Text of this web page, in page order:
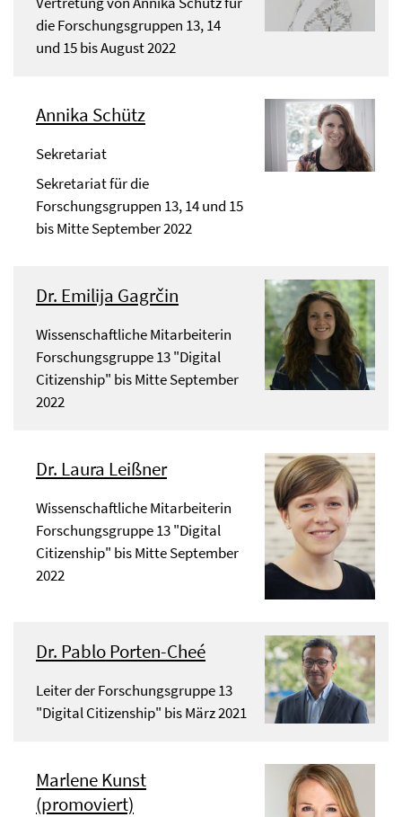
die Forschungsgruppen 13, 14
und 15 bis August 2022
Annika Schütz
Sekretariat
Sekretariat für die
Forschungsgruppen 13, 14 und 15
bis Mitte September 2022
Dr. Emilija Gagrčin
Wissenschaftliche Mitarbeiterin
Forschungsgruppe 13 "Digital
Citizenship" bis Mitte September
2022
Dr. Laura Leißner
Wissenschaftliche Mitarbeiterin
Forschungsgruppe 13 "Digital
Citizenship" bis Mitte September
2022
Dr. Pablo Porten-Cheé
Leiter der Forschungsgruppe 13
"Digital Citizenship" bis März 2021
Marlene Kunst
(promoviert)